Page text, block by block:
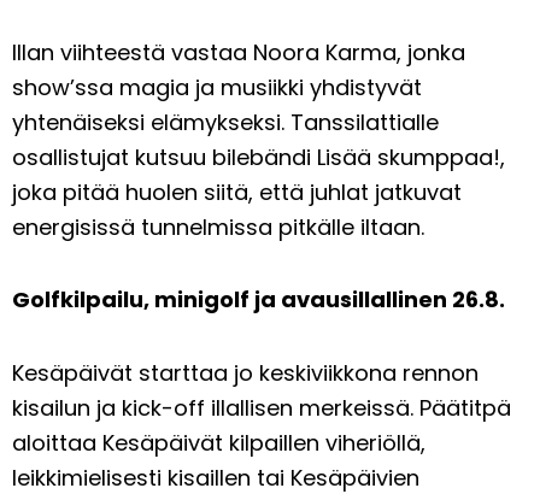
Illan viihteestä vastaa Noora Karma, jonka
show’ssa magia ja musiikki yhdistyvät
yhtenäiseksi elämykseksi. Tanssilattialle
osallistujat kutsuu bilebändi Lisää skumppaa!,
joka pitää huolen siitä, että juhlat jatkuvat
energisissä tunnelmissa pitkälle iltaan.
Golfkilpailu, minigolf ja avausillallinen 26.8.
Kesäpäivät starttaa jo keskiviikkona rennon
kisailun ja kick-off illallisen merkeissä. Päätitpä
aloittaa Kesäpäivät kilpaillen viheriöllä,
leikkimielisesti kisaillen tai Kesäpäivien